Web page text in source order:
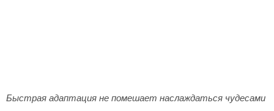
Быстрая адаптация не помешает наслаждаться чудесами